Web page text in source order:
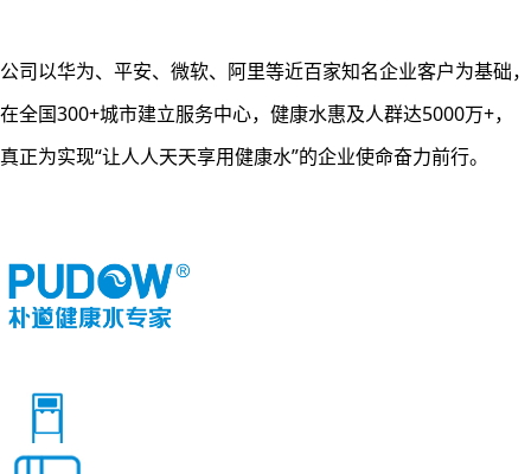
公司以华为、平安、微软、阿里等近百家知名企业客户为基础，
在全国300+城市建立服务中心，健康水惠及人群达5000万+，
真正为实现“让人人天天享用健康水”的企业使命奋力前行。